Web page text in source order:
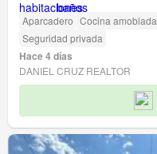
Aparcadero Cocina amoblada
Seguridad privada
Hace 4 días
DANIEL CRUZ REALTOR